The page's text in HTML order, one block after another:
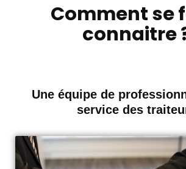
Comment se
connaitre
Une équipe de
service des